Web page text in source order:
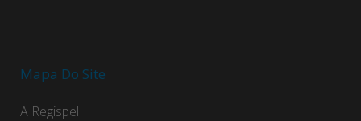
Mapa Do Site
A Regispel